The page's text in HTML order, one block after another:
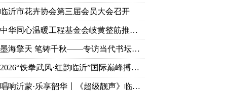
临沂市花卉协会第三届会员大会召开
中华同心温暖工程基金会岐黄整筋推拿技能培训项目顺利完成
墨海擎天 笔铸千秋——专访当代书坛巨擘王杰宝
2026“铁拳武风·红韵临沂”国际巅峰搏击赛新闻发布会： 麻绳古泰拳8月首登临沂擂台
唱响沂蒙·乐享韶华丨《超级靓声》临沂海选落地乐享汇，零门槛免费开赛